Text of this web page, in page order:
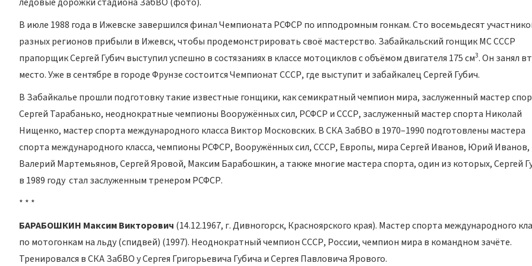
В июле 1988 года в Ижевске завершился финал Чемпионата РСФСР по ипподромным гонкам. Сто восемьдесят
разных регионов прибыли в Ижевск, чтобы продемонстрировать своё мастерство. Забайкальский гонщик МС СССР
прапорщик Сергей Губич выступил успешно в состязаниях в классе мотоциклов с объёмом двигателя 175 см3. Он занял
место. Уже в сентябре в городе Фрунзе состоится Чемпионат СССР, где выступит и забайкалец Сергей Губич.
В Забайкалье прошли подготовку такие известные гонщики, как семикратный чемпион мира, заслуженный мастер
Сергей Тарабанько, неоднократные чемпионы Вооружённых сил, РСФСР и СССР, заслуженный мастер спорта Николай
Нищенко, мастер спорта международного класса Виктор Московских. В СКА ЗабВО в 1970–1990 подготовлены мастера
спорта международного класса, чемпионы РСФСР, Вооружённых сил, СССР, Европы, мира Сергей Иванов, Юрий Иванов,
Валерий Мартемьянов, Сергей Яровой, Максим Барабошкин, а также многие мастера спорта, один из которых, Сергей
в 1989 году стал заслуженным тренером РСФСР.
* * *
БАРАБОШКИН Максим Викторович (14.12.1967, г. Дивногорск, Красноярского края). Мастер спорта международного
по мотогонкам на льду (спидвей) (1997). Неоднократный чемпион СССР, России, чемпион мира в командном зачёте.
Тренировался в СКА ЗабВО у Сергея Григорьевича Губича и Сергея Павловича Ярового.